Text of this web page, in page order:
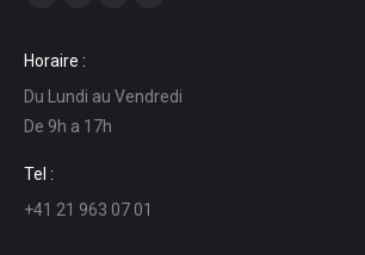
opens
in
new
window
opens
in
new
in
opens
Horaire :
Du Lundi au Vendredi
De 9h a 17h
Tel :
+41 21 963 07 01